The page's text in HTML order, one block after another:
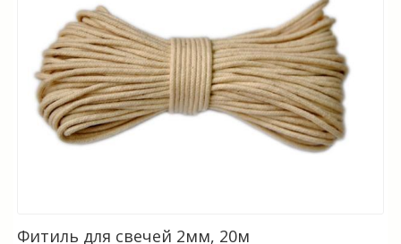
Фитиль для свечей 2мм, 20м